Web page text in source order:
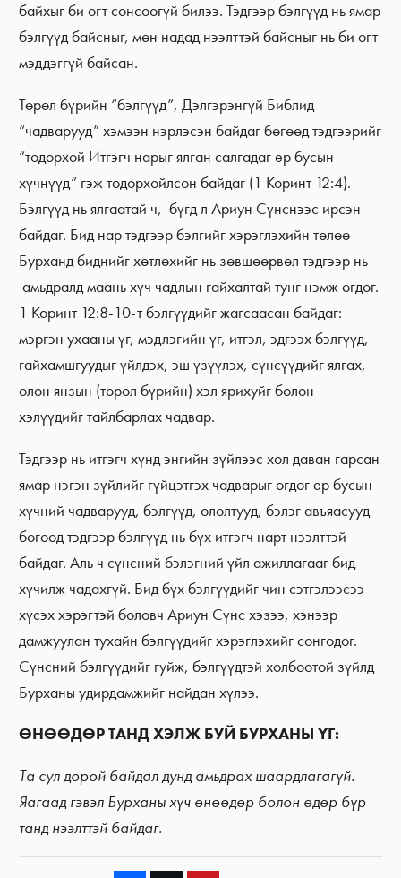
байхыг би огт сонсоогүй билээ. Тэдгээр бэлгүүд нь ямар
бэлгүүд байсныг, мөн надад нээлттэй байсныг нь би огт
мэддэггүй байсан.
Төрөл бүрийн “бэлгүүд”, Дэлгэрэнгүй Библид
“чадварууд” хэмээн нэрлэсэн байдаг бөгөөд тэдгээрийг
“тодорхой Итгэгч нарыг ялган салгадаг ер бусын
хүчнүүд” гэж тодорхойлсон байдаг (1 Коринт 12:4).
Бэлгүүд нь ялгаатай ч, бүгд л Ариун Сүнснээс ирсэн
байдаг. Бид нар тэдгээр бэлгийг хэрэглэхийн төлөө
Бурханд биднийг хөтлөхийг нь зөвшөөрвөл тэдгээр нь
амьдралд маань хүч чадлын гайхалтай тунг нэмж өгдөг.
1 Коринт 12:8-10-т бэлгүүдийг жагсаасан байдаг:
мэргэн ухааны үг, мэдлэгийн үг, итгэл, эдгээх бэлгүүд,
гайхамшгуудыг үйлдэх, эш үзүүлэх, сүнсүүдийг ялгах,
олон янзын (төрөл бүрийн) хэл ярихуйг болон
хэлүүдийг тайлбарлах чадвар.
Тэдгээр нь итгэгч хүнд энгийн зүйлээс хол даван гарсан
ямар нэгэн зүйлийг гүйцэтгэх чадварыг өгдөг ер бусын
хүчний чадварууд, бэлгүүд, ололтууд, бэлэг авъяасууд
бөгөөд тэдгээр бэлгүүд нь бүх итгэгч нарт нээлттэй
байдаг. Аль ч сүнсний бэлэгний үйл ажиллагааг бид
хүчилж чадахгүй. Бид бүх бэлгүүдийг чин сэтгэлээсээ
хүсэх хэрэгтэй боловч Ариун Сүнс хэзээ, хэнээр
дамжуулан тухайн бэлгүүдийг хэрэглэхийг сонгодог.
Сүнсний бэлгүүдийг гуйж, бэлгүүдтэй холбоотой зүйлд
Бурханы удирдамжийг найдан хүлээ.
ӨНӨӨДӨР ТАНД ХЭЛЖ БУЙ БУРХАНЫ ҮГ:
Та сул дорой байдал дунд амьдрах шаардлагагүй.
Яагаад гэвэл Бурханы хүч өнөөдөр болон өдөр бүр
танд нээлттэй байдаг.